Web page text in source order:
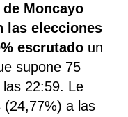
de Moncayo​
las elecciones
escrutado un
supone 75​
22:59​. Le
(24,77%) a las